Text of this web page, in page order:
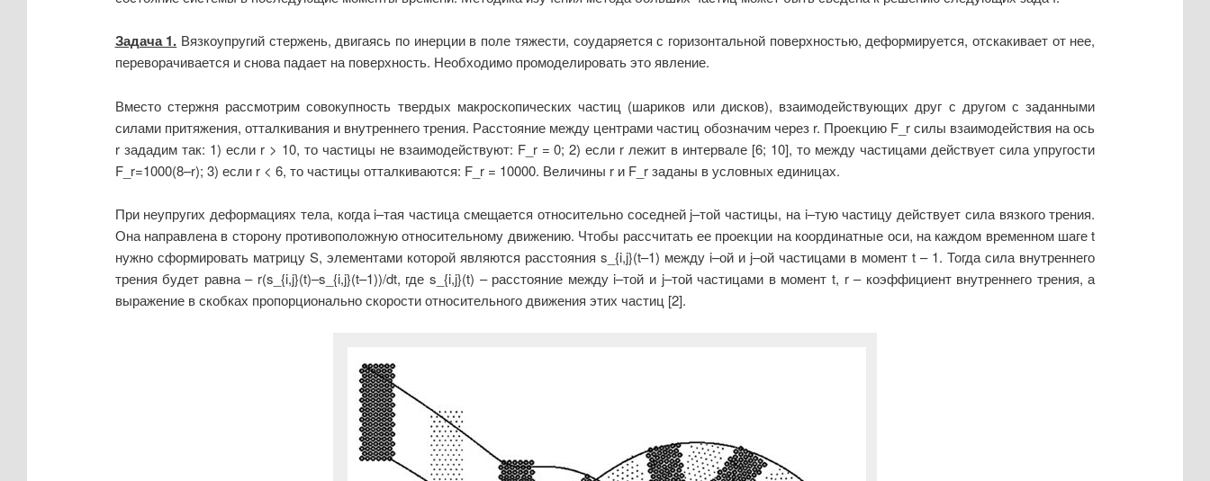
Задача 1. Вязкоупругий стержень, двигаясь по инерции в поле тяжести, соударяется с горизонтальной поверхностью, деформируется, отскакивает от нее,
переворачивается и снова падает на поверхность. Необходимо промоделировать это явление.
Вместо стержня рассмотрим совокупность твердых макроскопических частиц (шариков или дисков), взаимодействующих друг с другом с заданными
силами притяжения, отталкивания и внутреннего трения. Расстояние между центрами частиц обозначим через r. Проекцию F_r силы взаимодействия на ось
r зададим так: 1) если r > 10, то частицы не взаимодействуют: F_r = 0; 2) если r лежит в интервале [6; 10], то между частицами действует сила упругости
F_r=1000(8–r); 3) если r < 6, то частицы отталкиваются: F_r = 10000. Величины r и F_r заданы в условных единицах.
При неупругих деформациях тела, когда i–тая частица смещается относительно соседней j–той частицы, на i–тую частицу действует сила вязкого трения.
Она направлена в сторону противоположную относительному движению. Чтобы рассчитать ее проекции на координатные оси, на каждом временном шаге t
нужно сформировать матрицу S, элементами которой являются расстояния s_{i,j}(t–1) между i–ой и j–ой частицами в момент t – 1. Тогда сила внутреннего
трения будет равна – r(s_{i,j}(t)–s_{i,j}(t–1))/dt, где s_{i,j}(t) – расстояние между i–той и j–той частицами в момент t, r – коэффициент внутреннего трения, а
выражение в скобках пропорционально скорости относительного движения этих частиц [2].